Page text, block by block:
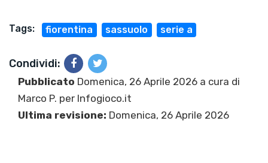
Tags: fiorentina sassuolo serie a
Condividi:
Pubblicato Domenica, 26 Aprile 2026 a cura di
Marco P. per Infogioco.it
Ultima revisione: Domenica, 26 Aprile 2026